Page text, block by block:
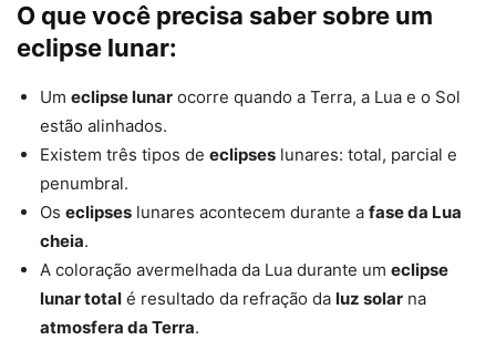
O que você precisa saber sobre um
eclipse lunar:
Um eclipse lunar ocorre quando a Terra, a Lua e o Sol
estão alinhados.
Existem três tipos de eclipses lunares: total, parcial e
penumbral.
Os eclipses lunares acontecem durante a fase da Lua
cheia.
A coloração avermelhada da Lua durante um eclipse
lunar total é resultado da refração da luz solar na
atmosfera da Terra.